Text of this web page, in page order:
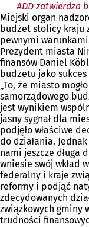
ADD zatwierdza
Miejski organ
budżet stolicy kraju
pewnymi
Prezydent miasta
finansów Daniel
budżetu jako
„To, że miasto
samorządowego
jest wynikiem
jasny sygnał dla
podjęło właściwe
do działania.
nami jeszcze długa
wniesie swój wkład
federalny i kraje
reformy i podjąć
zdecydowanych
związkowych gminy
trudności